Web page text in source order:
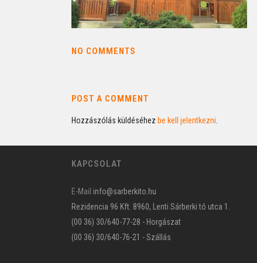
NO COMMENTS
POST A COMMENT
Hozzászólás küldéséhez be kell jelentkezni
KAPCSOLAT
E-Mail info@sarberkito.hu
Rezidencia 96 Kft. 8960, Lenti Sárberki tó utca 1.
(00 36) 30/640-77-28 - Horgászat
(00 36) 30/640-76-21 - Szállás